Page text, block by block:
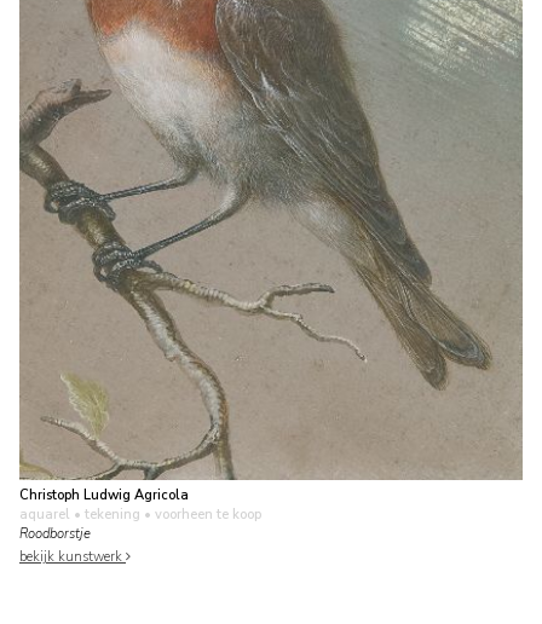
Christoph Ludwig Agricola
aquarel • tekening • voorheen te koop
Roodborstje
bekijk kunstwerk